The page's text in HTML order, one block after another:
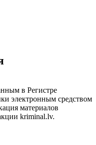
в Регистре
электронным средством
материалов
kriminal.lv.